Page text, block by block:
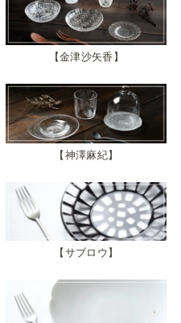
金津沙矢香
神澤麻紀
サブロウ